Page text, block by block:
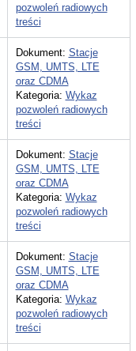
pozwoleń radiowych
treści
Dokument: Stacje
GSM, UMTS, LTE
oraz CDMA
Kategoria: Wykaz
pozwoleń radiowych
treści
Dokument: Stacje
GSM, UMTS, LTE
oraz CDMA
Kategoria: Wykaz
pozwoleń radiowych
treści
Dokument: Stacje
GSM, UMTS, LTE
oraz CDMA
Kategoria: Wykaz
pozwoleń radiowych
treści